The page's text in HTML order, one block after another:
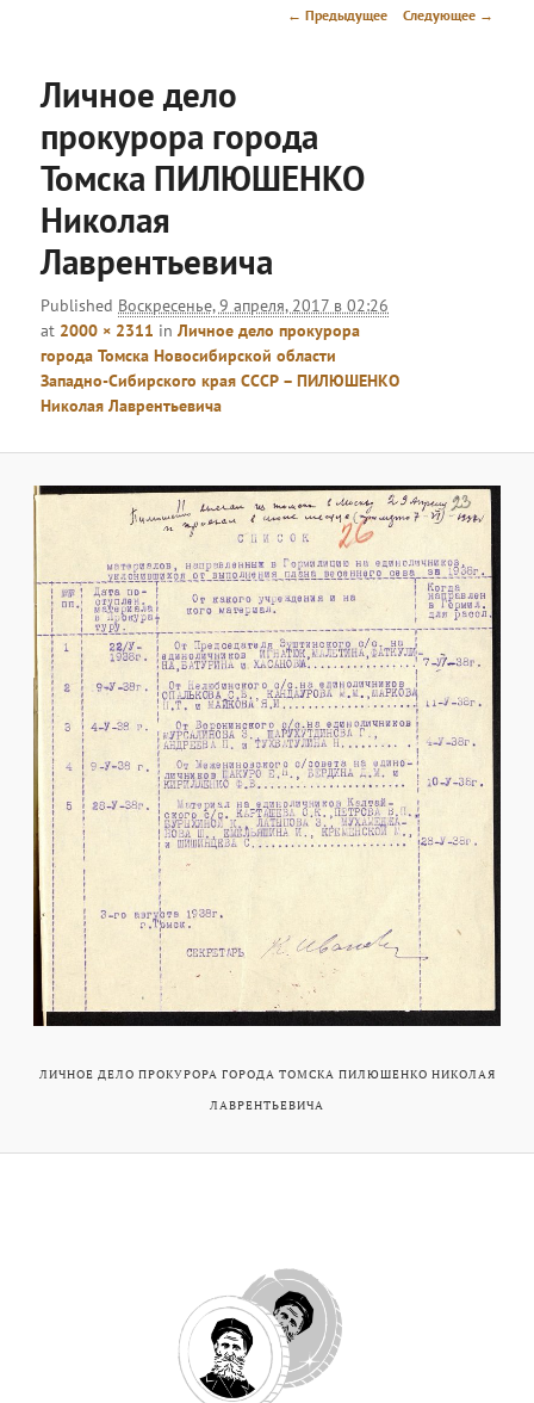
Навигация
← Предыдущее Следующее →
Личное дело
прокурора города
Томска ПИЛЮШЕНКО
Николая
Лаврентьевича
Published Воскресенье, 9 апреля, 2017 в 02:26
at 2000 × 2311 inЛичное дело прокурора
города Томска Новосибирской области
Западно-Сибирского края СССР – ПИЛЮШЕНКО
Николая Лаврентьевича
ЛИЧНОЕ ДЕЛО ПРОКУРОРА ГОРОДА ТОМСКА ПИЛЮШЕНКО НИКОЛАЯ
ЛАВРЕНТЬЕВИЧА